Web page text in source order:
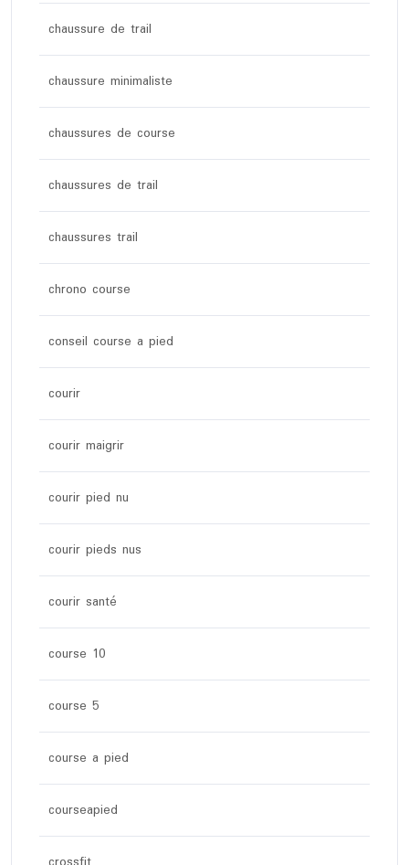
chaussure de trail
chaussure minimaliste
chaussures de course
chaussures de trail
chaussures trail
chrono course
conseil course a pied
courir
courir maigrir
courir pied nu
courir pieds nus
courir santé
course 10
course 5
course a pied
courseapied